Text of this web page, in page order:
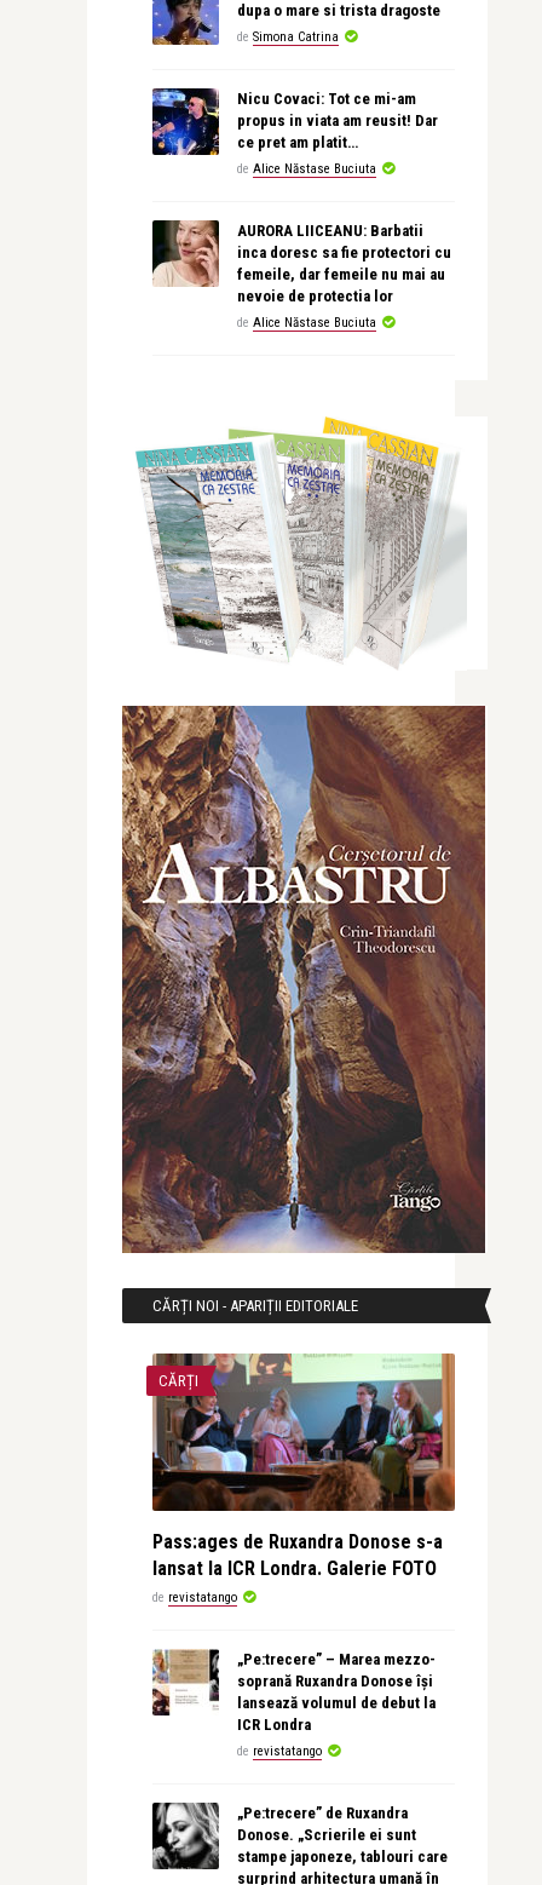
dupa o mare si trista dragoste
de Simona Catrina
Nicu Covaci: Tot ce mi-am
propus in viata am reusit! Dar
ce pret am platit…
de Alice Năstase Buciuta
AURORA LIICEANU: Barbatii
inca doresc sa fie protectori cu
femeile, dar femeile nu mai au
nevoie de protectia lor
de Alice Năstase Buciuta
CĂRȚI NOI - APARIȚII EDITORIALE
CĂRȚI
Pass:ages de Ruxandra Donose s-a
lansat la ICR Londra. Galerie FOTO
de revistatango
„Pe:trecere” – Marea mezzo-
soprană Ruxandra Donose își
lansează volumul de debut la
ICR Londra
de revistatango
„Pe:trecere” de Ruxandra
Donose. „Scrierile ei sunt
stampe japoneze, tablouri care
surprind arhitectura umană în